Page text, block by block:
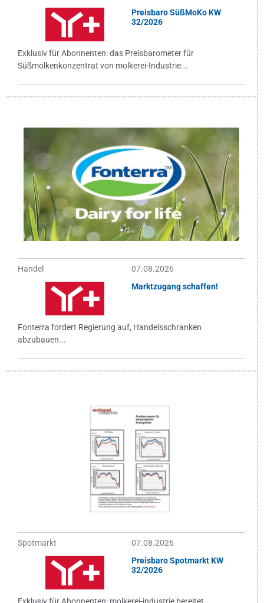
Preisbaro SüßMoKo KW
32/2026
Exklusiv für Abonnenten: das Preisbarometer für
Süßmolkenkonzentrat von molkerei-Industrie...
Handel
07.08.2026
Marktzugang schaffen!
Fonterra fordert Regierung auf, Handelsschranken
abzubauen...
Spotmarkt
07.08.2026
Preisbaro Spotmarkt KW
32/2026
Exklusiv für Abonnenten: molkerei-industrie bereitet